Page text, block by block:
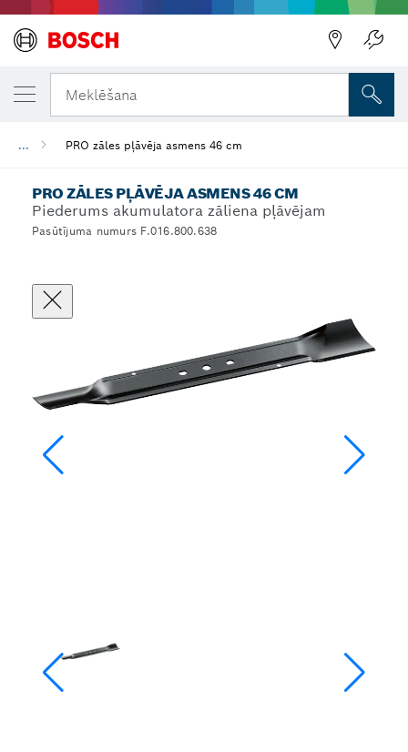
Meklēšana
... PRO zāles pļāvēja asmens 46 cm
PRO ZĀLES PĻĀVĒJA ASMENS 46 CM
Piederums akumulatora zāliena pļāvējam
Pasūtījuma numurs F.016.800.638